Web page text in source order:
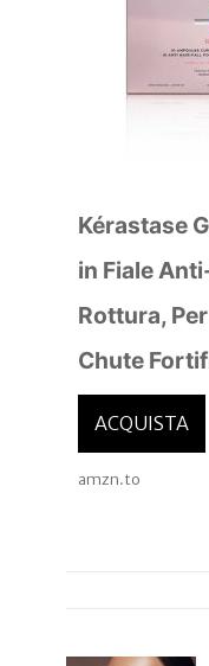
Kérastase
in Fiale
Rottura,
Chute
ACQUISTA
amzn.to